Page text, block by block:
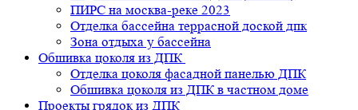
ПИРС на москва-реке 2023
Отделка бассейна террасной доской дпк
Зона отдыха у бассейна
Обшивка цоколя из ДПК
Отделка цоколя фасадной панелью ДПК
Обшивка цоколя из ДПК в частном доме
Проекты грядок из ДПК